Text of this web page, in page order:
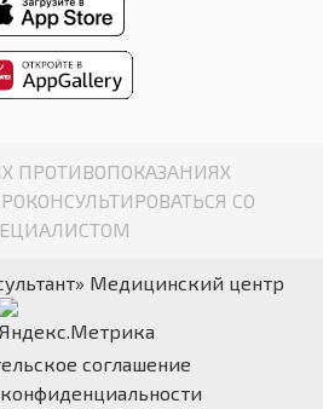
ПРОТИВОПОКАЗАНИЯХ
СО
Медицинский центр
соглашение